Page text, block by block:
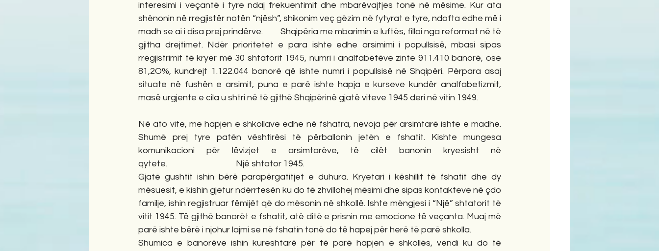
interesimi i veçantë i tyre ndaj frekuentimit dhe mbarëvajtjes tonë në mësime. Kur ata
shënonin në rregjistër notën “njësh”, shikonim veç gëzim në fytyrat e tyre, ndofta edhe më i
madh se ai i disa prej prindërve.         Shqipëria me mbarimin e luftës, filloi nga reformat në të
gjitha drejtimet. Ndër prioritetet e para ishte edhe arsimimi i popullsisë, mbasi sipas
rregjistrimit të kryer më 30 shtatorit 1945, numri i analfabetëve zinte 911.410 banorë, ose
81,2O%, kundrejt 1.122.044 banorë që ishte numri i popullsisë në Shqipëri. Përpara asaj
situate në fushën e arsimit, puna e parë ishte hapja e kurseve kundër analfabetizmit,
masë urgjente e cila u shtri në të gjithë Shqipërinë gjatë viteve 1945 deri në vitin 1949.
Në ato vite, me hapjen e shkollave edhe në fshatra, nevoja për arsimtarë ishte e madhe.
Shumë prej tyre patën vështirësi të përballonin jetën e fshatit. Kishte mungesa
komunikacioni për lëvizjet e arsimtarëve, të cilët banonin kryesisht në
qytete.                                   Një shtator 1945.
Gjatë gushtit ishin bërë parapërgatitjet e duhura. Kryetari i këshillit të fshatit dhe dy
mësuesit, e kishin gjetur ndërrtesën ku do të zhvillohej mësimi dhe sipas kontakteve në çdo
familje, ishin regjistruar fëmijët që do mësonin në shkollë. Ishte mëngjesi i “Një” shtatorit të
vitit 1945. Të gjithë banorët e fshatit, atë ditë e prisnin me emocione të veçanta. Muaj më
parë ishte bërë i njohur lajmi se në fshatin tonë do të hapej për herë të parë shkolla.
Shumica e banorëve ishin kureshtarë për të parë hapjen e shkollës, vendi ku do të